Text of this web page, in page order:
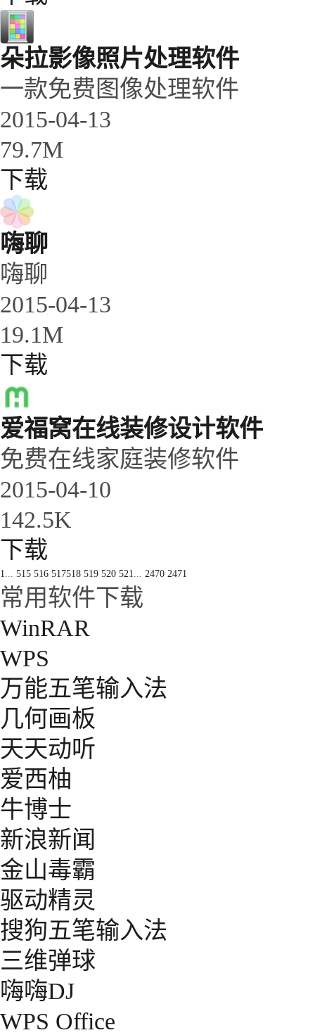
朵拉影像照片处理软件
一款免费图像处理软件
2015-04-13
79.7M
下载
嗨聊
嗨聊
2015-04-13
19.1M
下载
爱福窝在线装修设计软件
免费在线家庭装修软件
2015-04-10
142.5K
下载
1... 515 516 517518 519 520 521... 2470 2471
常用软件下载
WinRAR
WPS
万能五笔输入法
几何画板
天天动听
爱西柚
牛博士
新浪新闻
金山毒霸
驱动精灵
搜狗五笔输入法
三维弹球
嗨嗨DJ
WPS Office